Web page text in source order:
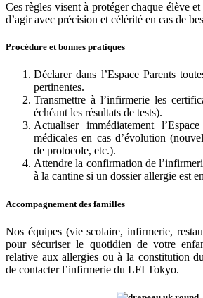
Ces règles visent à protéger chaque élève
d’agir avec précision et célérité en cas de
Procédure et bonnes pratiques
Déclarer dans l’Espace Parents
pertinentes.
Transmettre à l’infirmerie les
échéant les résultats de tests).
Actualiser immédiatement
médicales en cas d’évolution
de protocole, etc.).
Attendre la confirmation de
à la cantine si un dossier allergie est
Accompagnement des familles
Nos équipes (vie scolaire, infirmerie,
pour sécuriser le quotidien de votre
relative aux allergies ou à la constitution
de contacter l’infirmerie du LFI Tokyo.